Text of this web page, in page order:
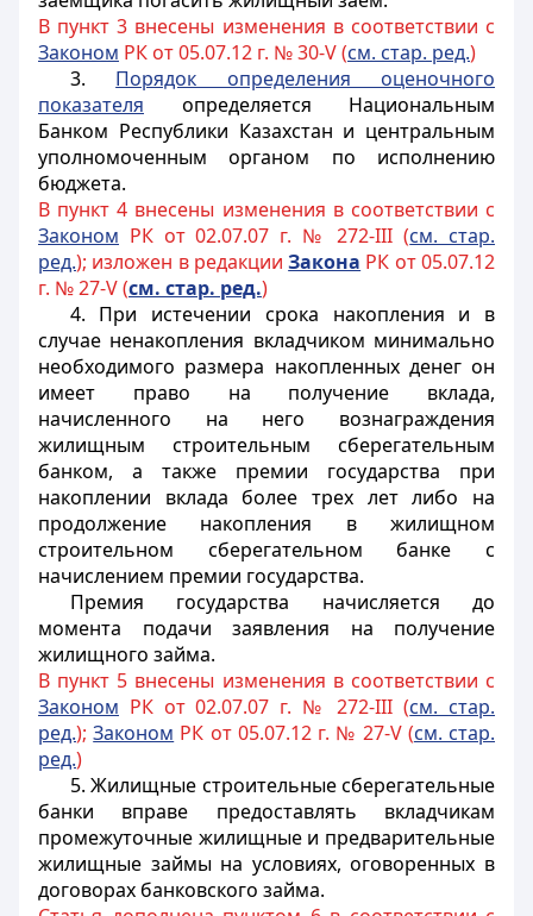
В пункт 3 внесены изменения в соответствии с
Законом РК от 05.07.12 г. № 30-V (см. стар. ред.)
3. Порядок определения оценочного
показателя определяется Национальным
Банком Республики Казахстан и центральным
уполномоченным органом по исполнению
бюджета.
В пункт 4 внесены изменения в соответствии с
Законом РК от 02.07.07 г. № 272-III (см. стар.
ред.); изложен в редакцииЗакона РК от 05.07.12
г. № 27-V (см. стар. ред.)
4. При истечении срока накопления и в
случае ненакопления вкладчиком минимально
необходимого размера накопленных денег он
имеет право на получение вклада,
начисленного на него вознаграждения
жилищным строительным сберегательным
банком, а также премии государства при
накоплении вклада более трех лет либо на
продолжение накопления в жилищном
строительном сберегательном банке с
начислением премии государства.
Премия государства начисляется до
момента подачи заявления на получение
жилищного займа.
В пункт 5 внесены изменения в соответствии с
Законом РК от 02.07.07 г. № 272-III (см. стар.
ред.);Законом РК от 05.07.12 г. № 27-V (см. стар.
ред.)
5. Жилищные строительные сберегательные
банки вправе предоставлять вкладчикам
промежуточные жилищные и предварительные
жилищные займы на условиях, оговоренных в
договорах банковского займа.